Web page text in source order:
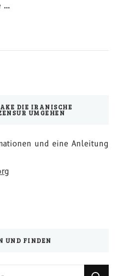
…
DIE IRANISCHE
UMGEHEN
und eine Anleitung
UND FINDEN